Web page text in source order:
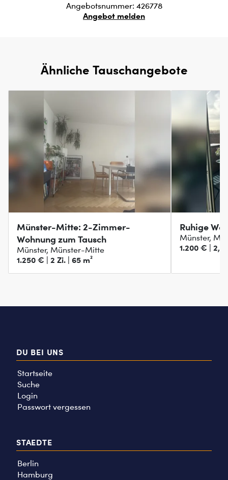
Angebotsnummer: 426778
Angebot melden
Ähnliche Tauschangebote
Münster-Mitte: 2-Zimmer-
Wohnung zum Tausch
Münster, Münster-Mitte
1.250 € | 2 Zi. | 65 m²
Ruhige
Münster,
1.200 € | 2,5
DU BEI UNS
Startseite
Suche
Login
Passwort vergessen
STAEDTE
Berlin
Hamburg